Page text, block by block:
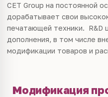
CET Group на постоянной
дорабатывает свои
печатающей техники. R&D
дополнения, в том числе
модификации товаров и
Модификация